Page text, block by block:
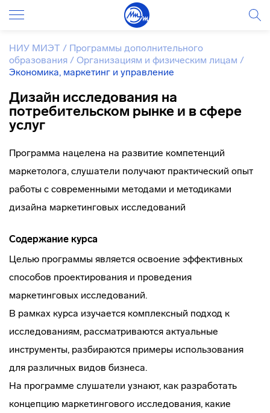
НИУ МИЭТ / Программы дополнительного
образования / Организациям и физическим лицам /
Экономика, маркетинг и управление
Дизайн исследования на
потребительском рынке и в сфере
услуг
Программа нацелена на развитие компетенций
маркетолога, слушатели получают практический опыт
работы с современными методами и методиками
дизайна маркетинговых исследований
Содержание курса
Целью программы является освоение эффективных
способов проектирования и проведения
маркетинговых исследований.
В рамках курса изучается комплексный подход к
исследованиям, рассматриваются актуальные
инструменты, разбираются примеры использования
для различных видов бизнеса.
На программе слушатели узнают, как разработать
концепцию маркетингового исследования, какие